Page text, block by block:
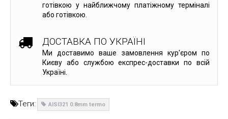
готівкою у найближчому платіжному терміналі
або готівкою.
ДОСТАВКА ПО УКРАЇНІ
Ми доставимо ваше замовлення кур'єром по
Києву або службою експрес-доставки по всій
Україні.
Теги: AISI321 0.8mm termo